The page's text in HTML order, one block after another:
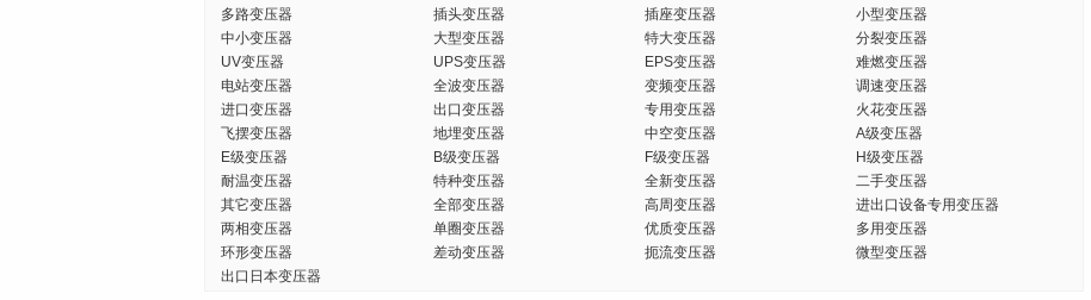
多路变压器
插头变压器 插座变压器
小型变压器
中小变压器
大型变压器 特大变压器
分裂变压器
UV变压器
UPS变压器 EPS变压器
难燃变压器
电站变压器
全波变压器 变频变压器
调速变压器
进口变压器
出口变压器 专用变压器
火花变压器
飞摆变压器
地埋变压器 中空变压器
A级变压器
E级变压器
B级变压器 F级变压器
H级变压器
耐温变压器
特种变压器 全新变压器
二手变压器
其它变压器
全部变压器 高周变压器
进出口设备专用变压器
两相变压器
单圈变压器 优质变压器
多用变压器
环形变压器
差动变压器 扼流变压器
微型变压器
出口日本变压器